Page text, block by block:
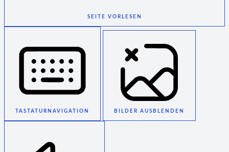
SEITE VORLESEN
TASTATURNAVIGATION BILDER AUSBLENDEN